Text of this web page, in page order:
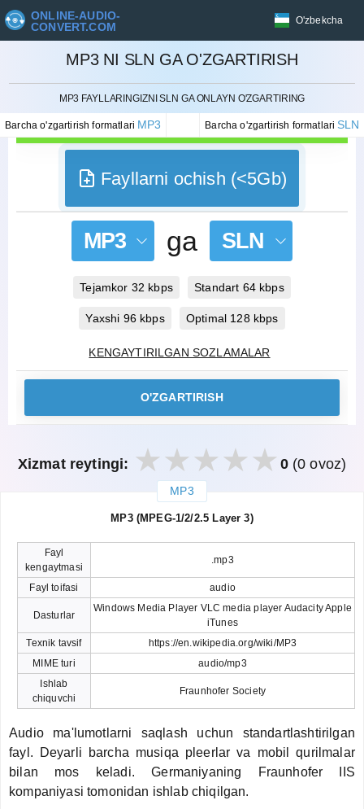
ONLINE-AUDIO-
CONVERT.COM
O'zbekcha
MP3 NI SLN GA O'ZGARTIRISH
MP3 FAYLLARINGIZNI SLN GA ONLAYN O'ZGARTIRING
Barcha o'zgartirish formatlari MP3 Barcha o'zgartirish formatlari SLN
BEKOR QILISH
Fayllarni ochish (<5Gb)
MP3 ga SLN
Tejamkor 32 kbps Standart 64 kbps
Yaxshi 96 kbps Optimal 128 kbps
KENGAYTIRILGAN SOZLAMALAR
O'ZGARTIRISH
Xizmat reytingi: 0(0 ovoz)
MP3
MP3 (MPEG-1/2/2.5 Layer 3)
Fayl
kengaytmasi
.mp3
Fayl toifasi audio
Dasturlar
Windows Media Player VLC media player Audacity Apple
iTunes
Texnik tavsif
https://en.wikipedia.org/wiki/MP3
MIME turi
audio/mp3
Ishlab
chiquvchi
Fraunhofer Society
Audio ma'lumotlarni saqlash uchun standartlashtirilgan
fayl. Deyarli barcha musiqa pleerlar va mobil qurilmalar
bilan mos keladi. Germaniyaning Fraunhofer IIS
kompaniyasi tomonidan ishlab chiqilgan.